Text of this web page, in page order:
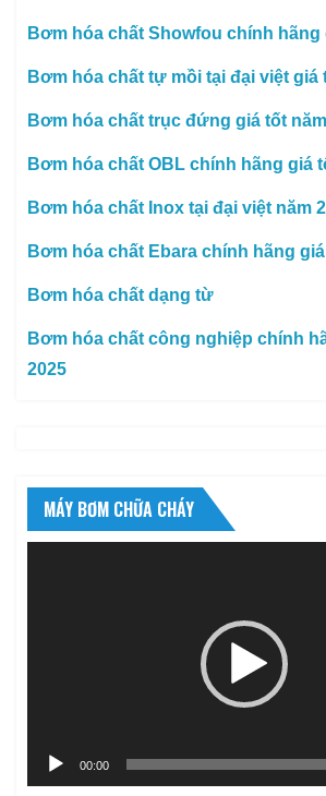
Bơm hóa chất Showfou chính hãng
Bơm hóa chất tự mồi tại đại việt giá
Bơm hóa chất trục đứng giá tốt
Bơm hóa chất OBL chính hãng giá
Bơm hóa chất Inox tại đại việt năm
Bơm hóa chất Ebara chính hãng
Bơm hóa chất dạng từ
Bơm hóa chất công nghiệp chính
2025
MÁY BƠM CHỮA CHÁY
00:00